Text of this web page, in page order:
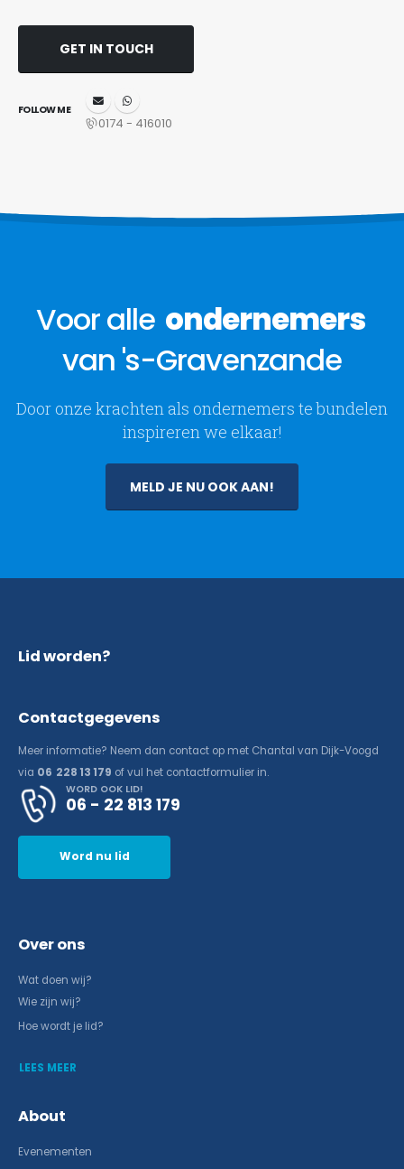
GET IN TOUCH
FOLLOW ME
0174 - 416010
Voor alle ondernemers
van 's-Gravenzande
Door onze krachten als ondernemers te bundelen
inspireren we elkaar!
MELD JE NU OOK AAN!
Lid worden?
Contactgegevens
Meer informatie? Neem dan contact op met Chantal van Dijk-Voogd
via 06 228 13 179 of vul het contactformulier in.
WORD OOK LID!
06 - 22 813 179
Word nu lid
Over ons
Wat doen wij?
Wie zijn wij?
Hoe wordt je lid?
LEES MEER
About
Evenementen